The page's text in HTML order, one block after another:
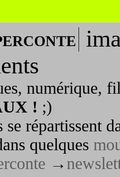
numérique,
! ;)
se répartissent
quelques
→